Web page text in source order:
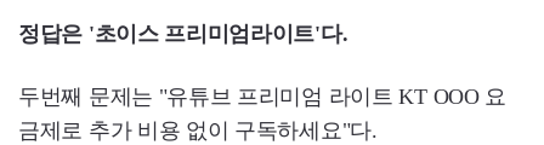
정답은 '초이스 프리미엄라이트'다.
두번째 문제는 "유튜브 프리미엄 라이트 KT OOO 요
금제로 추가 비용 없이 구독하세요"다.